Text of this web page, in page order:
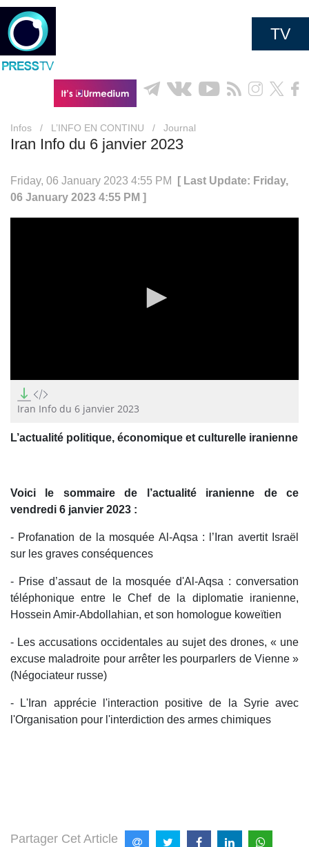
TV
Infos / L’INFO EN CONTINU / Journal
Iran Info du 6 janvier 2023
Friday, 06 January 2023 4:55 PM
[ Last Update: Friday,
06 January 2023 4:55 PM ]
seconds
ofIran Info du 6 janvier 2023
L’actualité politique, économique et culturelle iranienne
Voici le sommaire de l’actualité iranienne de ce
vendredi 6 janvier 2023 :
- Profanation de la mosquée Al-Aqsa : l’Iran avertit Israël
sur les graves conséquences
- Prise d’assaut de la mosquée d'Al-Aqsa : conversation
téléphonique entre le Chef de la diplomatie iranienne,
Hossein Amir-Abdollahian, et son homologue koweïtien
- Les accusations occidentales au sujet des drones, « une
excuse maladroite pour arrêter les pourparlers de Vienne »
(Négociateur russe)
- L'Iran apprécie l'interaction positive de la Syrie avec
l'Organisation pour l'interdiction des armes chimiques
Partager Cet Article